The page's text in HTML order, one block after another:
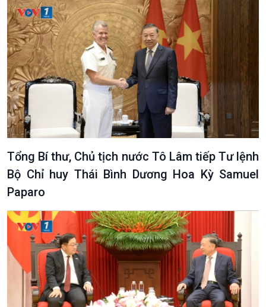
Tổng Bí thư, Chủ tịch nước Tô Lâm tiếp Tư lệnh
Bộ Chỉ huy Thái Bình Dương Hoa Kỳ Samuel
Paparo